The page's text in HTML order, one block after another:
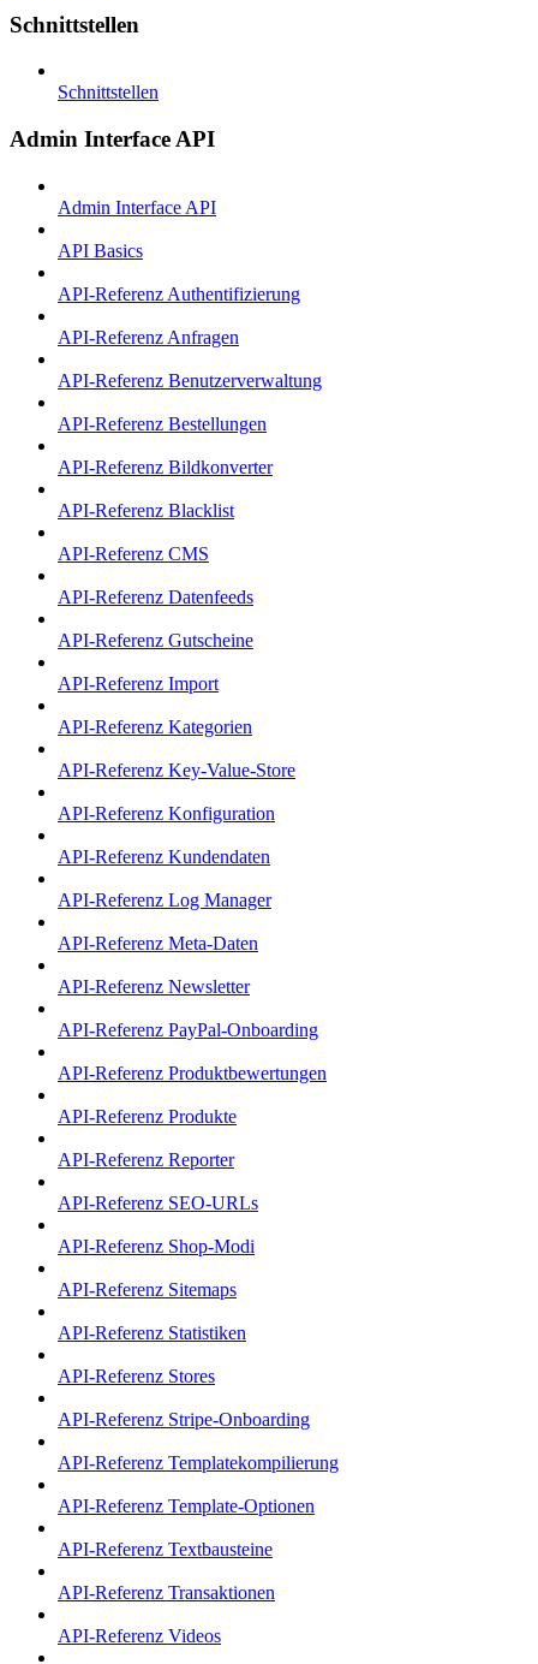
Schnittstellen
Schnittstellen
Admin Interface API
Admin Interface API
API Basics
API-Referenz Authentifizierung
API-Referenz Anfragen
API-Referenz Benutzerverwaltung
API-Referenz Bestellungen
API-Referenz Bildkonverter
API-Referenz Blacklist
API-Referenz CMS
API-Referenz Datenfeeds
API-Referenz Gutscheine
API-Referenz Import
API-Referenz Kategorien
API-Referenz Key-Value-Store
API-Referenz Konfiguration
API-Referenz Kundendaten
API-Referenz Log Manager
API-Referenz Meta-Daten
API-Referenz Newsletter
API-Referenz PayPal-Onboarding
API-Referenz Produktbewertungen
API-Referenz Produkte
API-Referenz Reporter
API-Referenz SEO-URLs
API-Referenz Shop-Modi
API-Referenz Sitemaps
API-Referenz Statistiken
API-Referenz Stores
API-Referenz Stripe-Onboarding
API-Referenz Templatekompilierung
API-Referenz Template-Optionen
API-Referenz Textbausteine
API-Referenz Transaktionen
API-Referenz Videos